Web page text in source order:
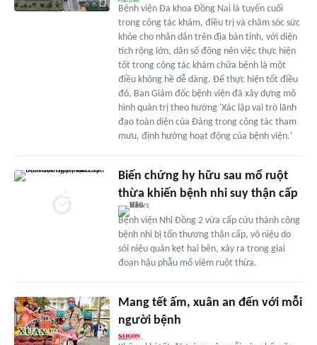
Bệnh viện Đa khoa Đồng Nai là tuyến cuối
trong công tác khám, điều trị và chăm sóc sức
khỏe cho nhân dân trên địa bàn tỉnh, với diện
tích rộng lớn, dân số đông nên việc thực hiện
tốt trong công tác khám chữa bệnh là một
điều không hề dễ dàng. Để thực hiện tốt điều
đó, Ban Giám đốc bệnh viện đã xây dựng mô
hình quản trị theo hướng 'Xác lập vai trò lãnh
đạo toàn diện của Đảng trong công tác tham
mưu, định hướng hoạt động của bệnh viện.'
Biến chứng hy hữu sau mổ ruột
thừa khiến bệnh nhi suy thận cấp
Bệnh viện Nhi Đồng 2 vừa cấp cứu thành công
bệnh nhi bị tổn thương thận cấp, vô niệu do
sỏi niệu quản kẹt hai bên, xảy ra trong giai
đoạn hậu phẫu mổ viêm ruột thừa.
Mang tết ấm, xuân an đến với mỗi
người bệnh